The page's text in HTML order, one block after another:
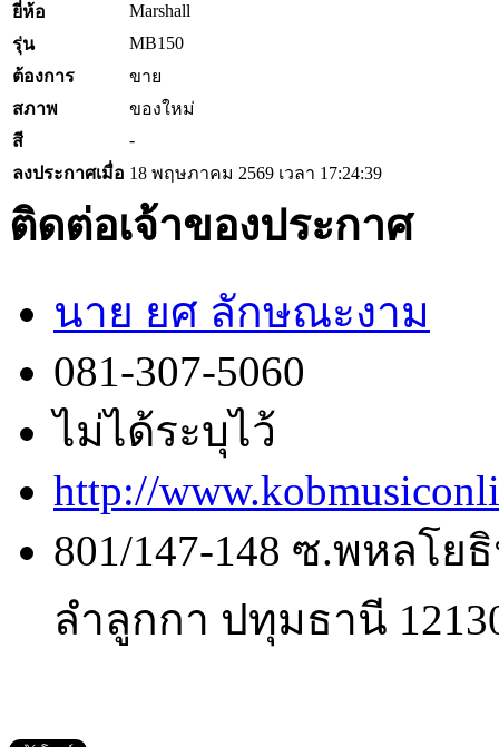
ยี่ห้อ
Marshall
รุ่น
MB150
ต้องการ
ขาย
สภาพ
ของใหม่
สี
-
ลงประกาศเมื่อ 18 พฤษภาคม 2569 เวลา 17:24:39
ติดต่อเจ้าของประกาศ
นาย ยศ ลักษณะงาม
081-307-5060
ไม่ได้ระบุไว้
http://
801/147-148 ซ.พหลโ
ลำลูกกา ปทุมธานี